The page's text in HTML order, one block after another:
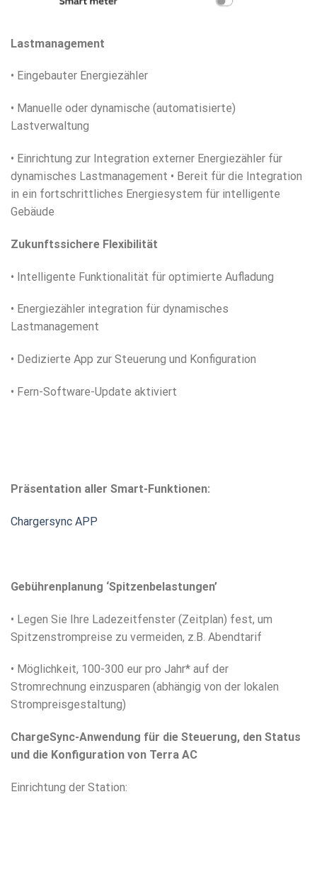
Lastmanagement
• Eingebauter Energiezähler
• Manuelle oder dynamische (automatisierte)
Lastverwaltung
• Einrichtung zur Integration externer Energiezähler für
dynamisches Lastmanagement • Bereit für die Integration
in ein fortschrittliches Energiesystem für intelligente
Gebäude
Zukunftssichere Flexibilität
• Intelligente Funktionalität für optimierte Aufladung
• Energiezähler integration für dynamisches
Lastmanagement
• Dedizierte App zur Steuerung und Konfiguration
• Fern-Software-Update aktiviert
Präsentation aller Smart-Funktionen:
Chargersync APP
Gebührenplanung ‘Spitzenbelastungen’
• Legen Sie Ihre Ladezeitfenster (Zeitplan) fest, um
Spitzenstrompreise zu vermeiden, z.B. Abendtarif
• Möglichkeit, 100-300 eur pro Jahr* auf der
Stromrechnung einzusparen (abhängig von der lokalen
Strompreisgestaltung)
ChargeSync-Anwendung für die Steuerung, den Status
und die Konfiguration von Terra AC
Einrichtung der Station: